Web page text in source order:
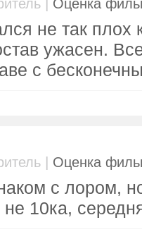
Оценка
не так плох
ужасен.
с
| Оценка
с лором,
10ка,